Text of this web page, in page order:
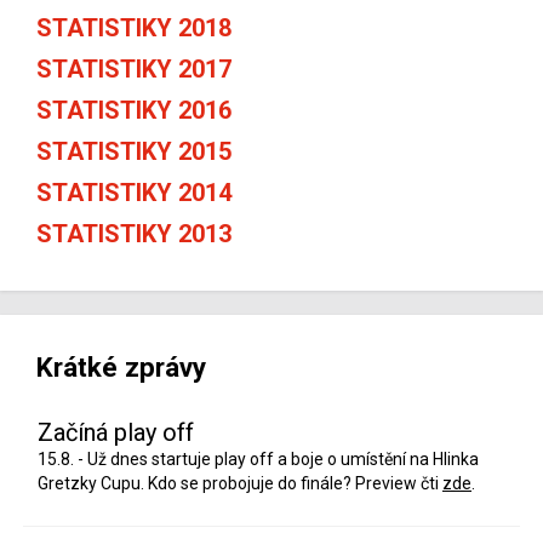
STATISTIKY 2018
STATISTIKY 2017
STATISTIKY 2016
STATISTIKY 2015
STATISTIKY 2014
STATISTIKY 2013
Krátké zprávy
Začíná play off
15.8. - Už dnes startuje play off a boje o umístění na Hlinka
Gretzky Cupu. Kdo se probojuje do finále? Preview čti zde